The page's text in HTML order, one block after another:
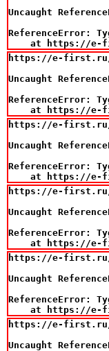
Uncaught
ReferenceError:
at https://e-
https://e-first.ru/
Uncaught
ReferenceError:
at https://e-
https://e-first.ru/
Uncaught
ReferenceError:
at https://e-
https://e-first.ru/
Uncaught
ReferenceError:
at https://e-
https://e-first.ru/
Uncaught
ReferenceError:
at https://e-
https://e-first.ru/
Uncaught